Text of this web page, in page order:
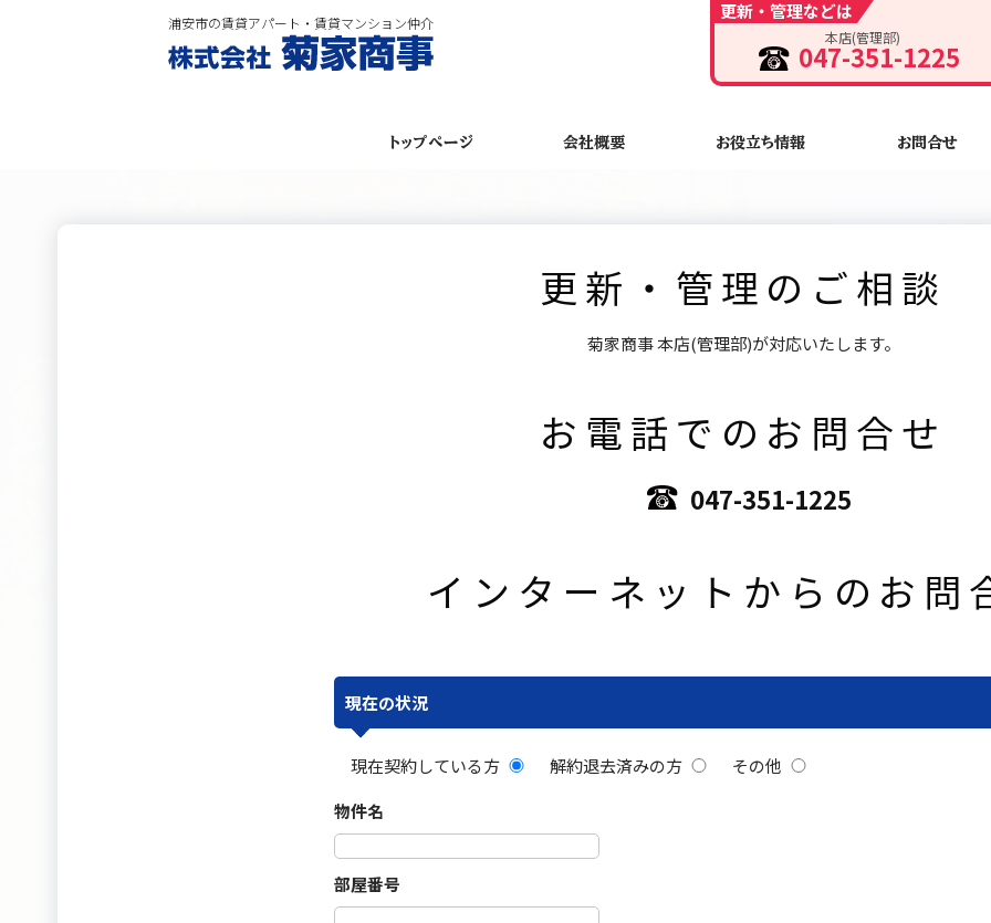
浦安市の賃貸アパート・賃貸マンション仲介
更新・管理などは
本店(管理部)
047-351-1225
トップページ 会社概要 お役立ち情報 お問合せ
更新・管理のご相談
菊家商事 本店(管理部)が対応いたします。
お電話でのお問合せ
047-351-1225
インターネットからのお問
現在の状況
現在契約している方 解約退去済みの方
その他
物件名
部屋番号